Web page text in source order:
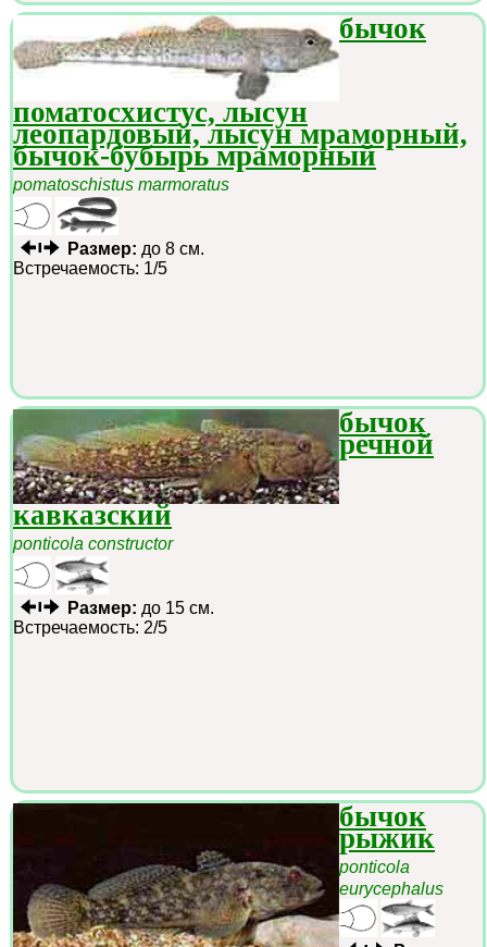
бычок
поматосхистус, лысун
леопардовый, лысун мраморный,
бычок-бубырь мраморный
pomatoschistus marmoratus
Размер: до 8 см.
Встречаемость: 1/5
бычок
речной
кавказский
ponticola constructor
Размер: до 15 см.
Встречаемость: 2/5
бычок
рыжик
ponticola
eurycephalus